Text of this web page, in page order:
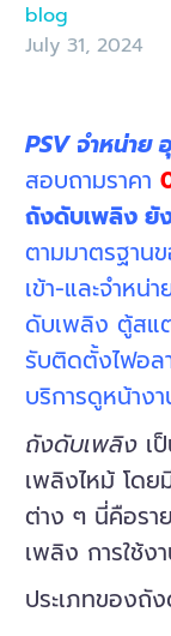
blog
July 31, 2024
PSV จำหน่าย
สอบถามราคา
ถังดับเพลิง ยั
ตามมาตรฐาน
เข้า-และจำห
ดับเพลิง ตู้สแ
รับติดตั้งไฟอล
บริการดูหน้าง
ถังดับเพลิง เ
เพลิงไหม้ โดย
ต่าง ๆ นี่คือรา
เพลิง การใช้ง
ประเภทของถั